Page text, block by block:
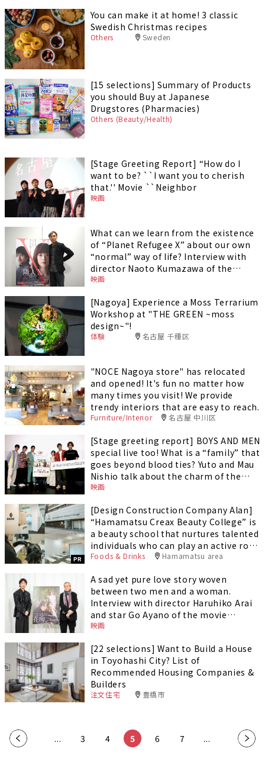
You can make it at home! 3 classic
Swedish Christmas recipes
Others Sweden
[15 selections] Summary of Products
you should Buy at Japanese
Drugstores (Pharmacies)
Others (Beauty/Health)
[Stage Greeting Report] “How do I
want to be? ``I want you to cherish
that.'' Movie ``Neighbor
映画
What can we learn from the existence
of “Planet Refugee X” about our own
“normal” way of life? Interview with
director Naoto Kumazawa of the
movie “Neighbor X -Suspicious
映画
[Nagoya] Experience a Moss Terrarium
Workshop at "THE GREEN ~moss
design~"!
体験 名古屋 千種区
"NOCE Nagoya store" has relocated
and opened! It's fun no matter how
many times you visit! We provide
trendy interiors that are easy to reach.
Furniture/Interior 名古屋 中川区
[Stage greeting report] BOYS AND MEN
special live too! What is a “family” that
goes beyond blood ties? Yuto and Mau
Nishio talk about the charm of the
movie “SOMEDAYS”
映画
PR
[Design Construction Company Alan]
“Hamamatsu Creax Beauty College” is
a beauty school that nurtures talented
individuals who can play an active role
as soon as they graduate.
Foods & Drinks Hamamatsu area
A sad yet pure love story woven
between two men and a woman.
Interview with director Haruhiko Arai
and star Go Ayano of the movie
“Hanafushi”!
映画
[22 selections] Want to Build a House
in Toyohashi City? List of
Recommended Housing Companies &
Builders
注文住宅 豊橋市
« ... 3 4 5 6 7 ... »